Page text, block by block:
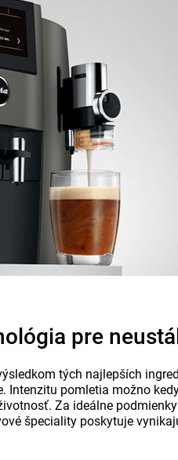
pre
tých najlepších
Intenzitu pomletia možno
Za ideálne
špeciality poskytuje